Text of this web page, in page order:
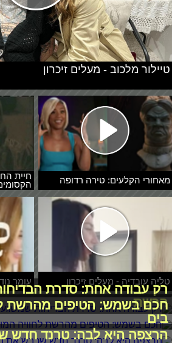
מאחורי הקלעים: טירה רדופה
חיית
טליה עובדיה - מעלים זיכרון עומר
טיילור מלכוב - מעלים זיכרון
רק עבודה אחת: סדרת
הרשת
חכם בשמש: הטיפים מהרשת
בים
הרצפה היא לבה: טרנד חדש